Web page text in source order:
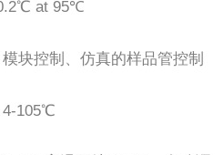
at 95℃
控制、仿真的样品管控制
105℃